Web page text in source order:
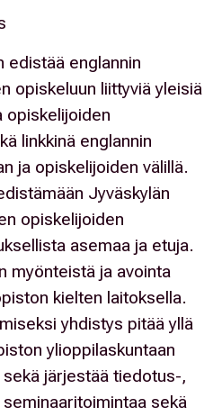
edistää englannin
opiskeluun liittyviä yleisiä
opiskelijoiden
linkkinä englannin
ja opiskelijoiden välillä.
Jyväskylän
opiskelijoiden
asemaa ja etuja.
myönteistä ja avointa
kielten laitoksella.
yhdistys pitää yllä
ylioppilaskuntaan
järjestää tiedotus-,
sekä